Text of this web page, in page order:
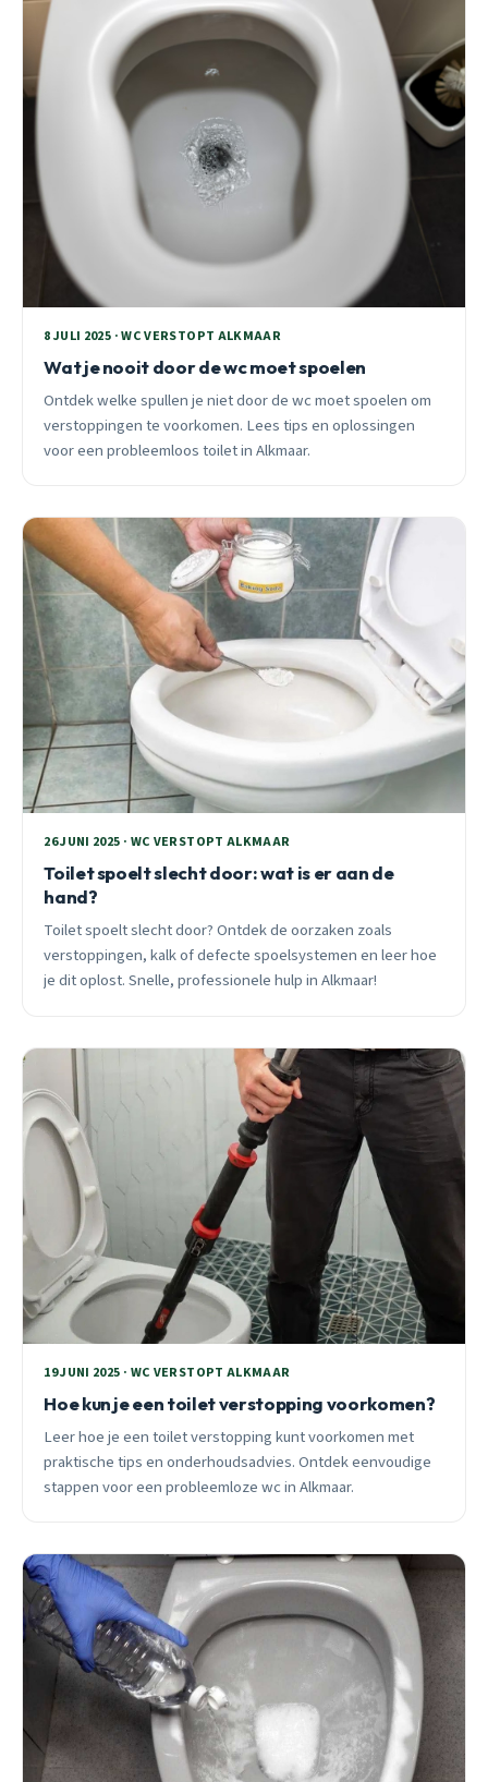
8 JULI 2025 · WC VERSTOPT ALKMAAR
Wat je nooit door de wc moet spoelen
Ontdek welke spullen je niet door de wc moet spoelen om
verstoppingen te voorkomen. Lees tips en oplossingen
voor een probleemloos toilet in Alkmaar.
26 JUNI 2025 · WC VERSTOPT ALKMAAR
Toilet spoelt slecht door: wat is er aan de
hand?
Toilet spoelt slecht door? Ontdek de oorzaken zoals
verstoppingen, kalk of defecte spoelsystemen en leer hoe
je dit oplost. Snelle, professionele hulp in Alkmaar!
19 JUNI 2025 · WC VERSTOPT ALKMAAR
Hoe kun je een toilet verstopping voorkomen?
Leer hoe je een toilet verstopping kunt voorkomen met
praktische tips en onderhoudsadvies. Ontdek eenvoudige
stappen voor een probleemloze wc in Alkmaar.